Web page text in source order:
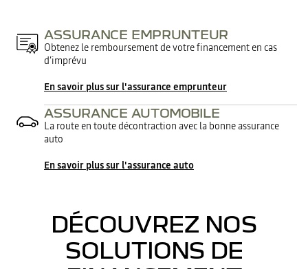
ASSURANCE EMPRUNTEUR
Obtenez le remboursement de votre financement en cas
d’imprévu
En savoir plus sur l'assurance emprunteur
ASSURANCE AUTOMOBILE
La route en toute décontraction avec la bonne assurance
auto
En savoir plus sur l'assurance auto
DÉCOUVREZ NOS
SOLUTIONS DE